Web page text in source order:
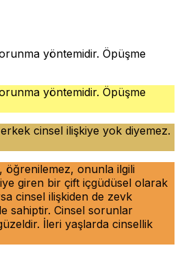
yöntemidir. Öpüşme
yöntemidir. Öpüşme
cinsel ilişkiye yok diyemez.
öğrenilemez, onunla ilgili
giren bir çift içgüdüsel olarak
cinsel ilişkiden de zevk
sahiptir. Cinsel sorunlar
İleri yaşlarda cinsellik